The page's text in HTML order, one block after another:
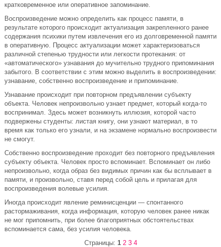
кратковременное или оперативное запоминание.
Воспроизведение можно определить как процесс памяти, в
результате которого происходит актуализация закрепленного ранее
содержания психики путем извлечения его из долговременной памяти
в оперативную. Процесс актуализации может характеризоваться
различной степенью трудности или легкости протекания: от
«автоматического» узнавания до мучительно трудного припоминания
забытого. В соответствии с этим можно выделить в воспроизведении:
узнавание, собственно воспроизведение и припоминание.
Узнавание происходит при повторном предъявлении субъекту
объекта. Человек непроизвольно узнает предмет, который когда-то
воспринимал. Здесь может возникнуть иллюзия, которой часто
подвержены студенты: листая книгу, они узнают материал, в то
время как только его узнали, и на экзамене нормально воспроизвести
не смогут.
Собственно воспроизведение проходит без повторного предъявления
субъекту объекта. Человек просто вспоминает. Вспоминает он либо
непроизвольно, когда образ без видимых причин как бы всплывает в
памяти, и произвольно, ставя перед собой цель и прилагая для
воспроизведения волевые усилия.
Иногда происходит явление реминисценции — спонтанного
растормаживания, когда информация, которую человек ранее никак
не мог припомнить, при более благоприятных обстоятельствах
вспоминается сама, без усилия человека.
Страницы: 1 2 3 4